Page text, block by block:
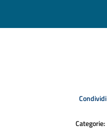
Condividi
Categorie: